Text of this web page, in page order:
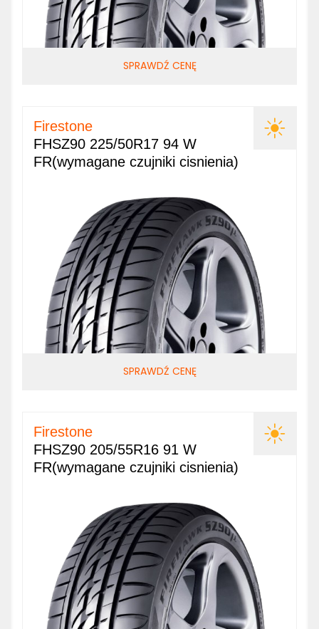
SPRAWDŹ CENĘ
Firestone
FHSZ90 225/50R17 94 W
FR(wymagane czujniki cisnienia)
SPRAWDŹ CENĘ
Firestone
FHSZ90 205/55R16 91 W
FR(wymagane czujniki cisnienia)